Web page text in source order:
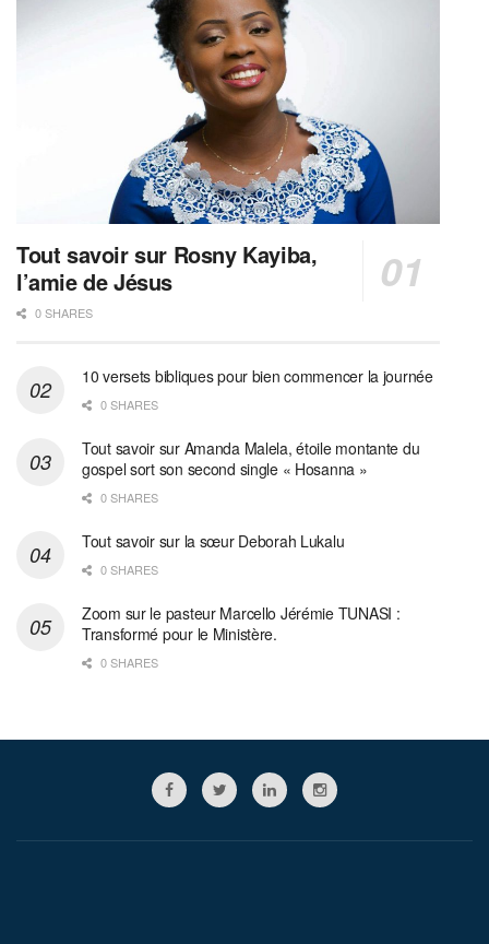
Tout savoir sur Rosny Kayiba,
l’amie de Jésus
0 SHARES
10 versets bibliques pour bien commencer la journée
0 SHARES
Tout savoir sur Amanda Malela, étoile montante du
gospel sort son second single « Hosanna »
0 SHARES
Tout savoir sur la sœur Deborah Lukalu
0 SHARES
Zoom sur le pasteur Marcello Jérémie TUNASI :
Transformé pour le Ministère.
0 SHARES